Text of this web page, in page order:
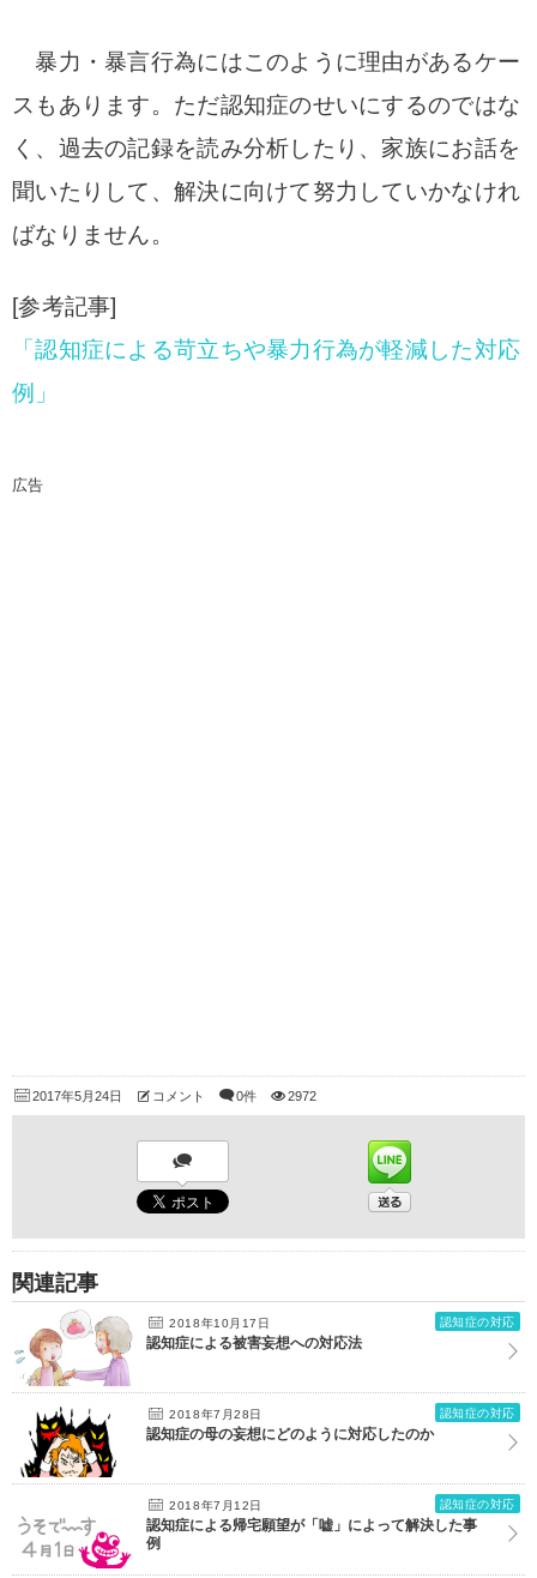
暴力・暴言行為にはこのように理由があるケー
スもあります。ただ認知症のせいにするのではな
く、 過去の記録を読み分析したり、家族にお話を
聞いたりして、解決に向けて努力していかなけれ
ばなりません。
[参考記事]
「認知症による苛立ちや暴力行為が軽減した対応
例」
広告
2017年5月24日 コメント 0件 2972
関連記事
2018年10月17日 認知症の対応
認知症による被害妄想への対応法
2018年7月28日 認知症の対応
認知症の母の妄想にどのように対応したのか
2018年7月12日 認知症の対応
認知症による帰宅願望が「嘘」によって解決した事
例